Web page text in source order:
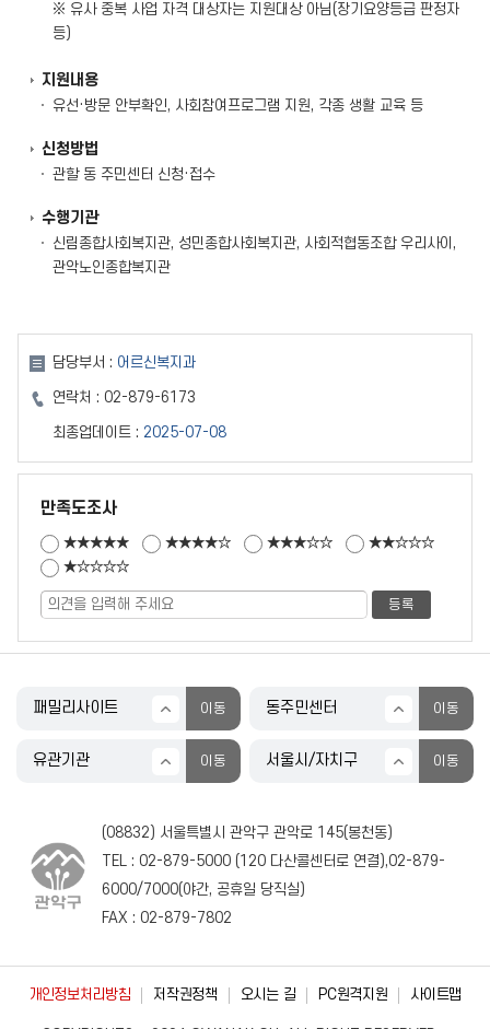
※ 유사 중복 사업 자격 대상자는 지원대상 아님(장기요양등급 판정자
등)
지원내용
유선·방문 안부확인, 사회참여프로그램 지원, 각종 생활 교육 등
신청방법
관할 동 주민센터 신청·접수
수행기관
신림종합사회복지관, 성민종합사회복지관, 사회적협동조합 우리사이,
관악노인종합복지관
담당부서 : 어르신복지과
연락처 : 02-879-6173
최종업데이트 : 2025-07-08
만족도조사
★★★★★ ★★★★☆ ★★★☆☆
★★☆☆☆
★☆☆☆☆
(08832) 서울특별시 관악구 관악로 145(봉천동)
TEL : 02-879-5000(120다산콜센터로 연결),02-879-
6000/ 7000(야간, 공휴일 당직실)
FAX : 02-879-7802
개인정보처리방침 저작권정책 오시는 길 PC원격지원 사이트맵